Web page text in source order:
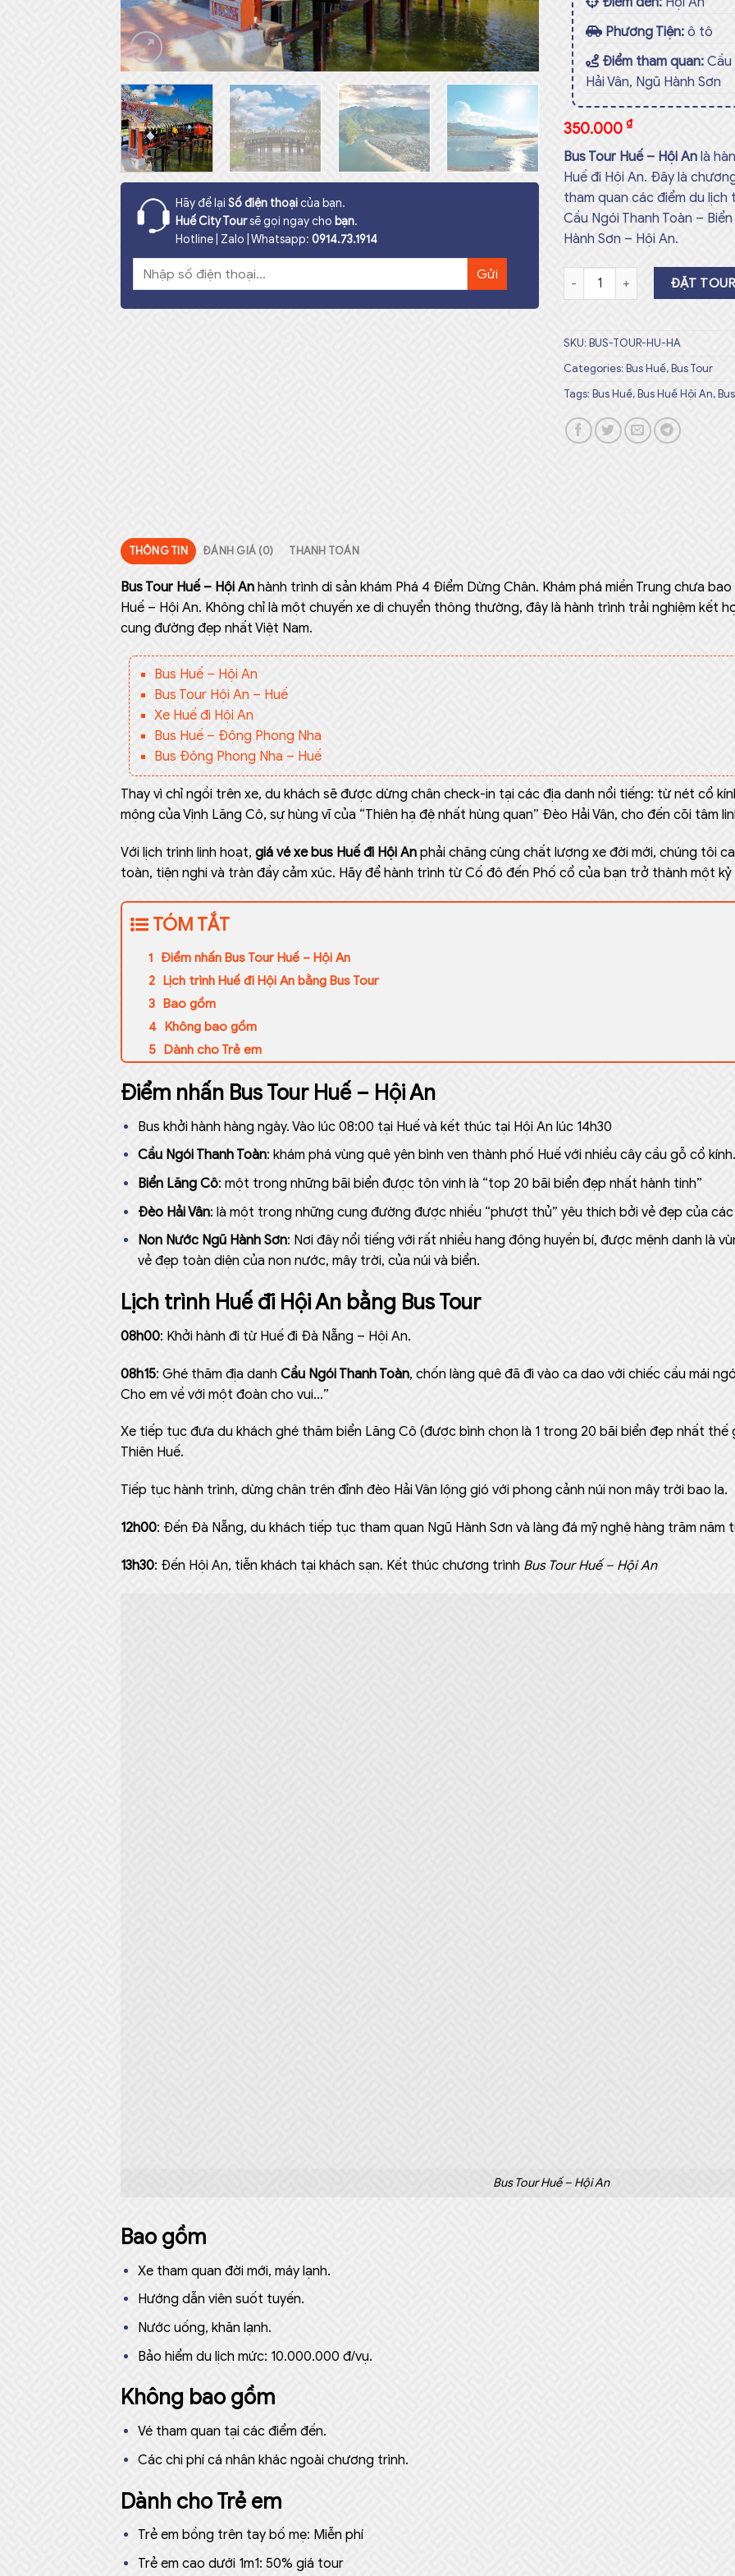
Hãy để lại Số điện thoại của bạn.
Huế City Toursẽ gọi ngay cho bạn.
Hotline | Zalo | Whatsapp: 0914.73.1914
Phương Tiện: ô tô
Điểm tham quan: Cầu
Hải Vân, Ngũ Hành Sơn
350.000 ₫
Bus Tour Huế – Hội An là
Huế đi Hội An. Đây là
tham quan các điểm du
Cầu Ngói Thanh Toàn –
Hành Sơn – Hội An.
Bus Tour Huế - Hội An Số lượng
ĐẶT
SKU: BUS-TOUR-HU-HA
Categories: Bus Huế, Bus Tour
Tags: Bus Huế, Bus Huế Hội An,
THÔNG TIN ĐÁNH GIÁ (0) THANH TOÁN
Bus Tour Huế – Hội An hành trình di sản khám Phá 4 Điểm Dừng Chân. Khám phá miền Trung chưa
Huế – Hội An. Không chỉ là một chuyến xe di chuyển thông thường, đây là hành trình trải nghiệm kết
cung đường đẹp nhất Việt Nam.
Bus Huế – Hội An
Bus Tour Hội An – Huế
Xe Huế đi Hội An
Bus Huế – Động Phong Nha
Bus Động Phong Nha – Huế
Thay vì chỉ ngồi trên xe, du khách sẽ được dừng chân check-in tại các địa danh nổi tiếng: từ nét cổ
mộng của Vịnh Lăng Cô, sự hùng vĩ của “Thiên hạ đệ nhất hùng quan” Đèo Hải Vân, cho đến cõi tâm
Với lịch trình linh hoạt, giá vé xe bus Huế đi Hội An phải chăng cùng chất lượng xe đời mới, chúng tôi
toàn, tiện nghi và tràn đầy cảm xúc. Hãy để hành trình từ Cố đô đến Phố cổ của bạn trở thành một kỷ
TÓM TẮT
Điểm nhấn Bus Tour Huế – Hội An
Lịch trình Huế đi Hội An bằng Bus Tour
Bao gồm
Không bao gồm
Dành cho Trẻ em
Điểm nhấn Bus Tour Huế – Hội An
Bus khởi hành hàng ngày. Vào lúc 08:00 tại Huế và kết thúc tại Hội An lúc 14h30
Cầu Ngói Thanh Toàn: khám phá vùng quê yên bình ven thành phố Huế với nhiều cây cầu gỗ cổ kính.
Biển Lăng Cô: một trong những bãi biển được tôn vinh là “top 20 bãi biển đẹp nhất hành tinh”
Đèo Hải Vân: là một trong những cung đường được nhiều “phượt thủ” yêu thích bởi vẻ đẹp của
Non Nước Ngũ Hành Sơn: Nơi đây nổi tiếng với rất nhiều hang động huyền bí, được mệnh danh là
vẻ đẹp toàn diện của non nước, mây trời, của núi và biển.
Lịch trình Huế đi Hội An bằng Bus Tour
08h00: Khởi hành đi từ Huế đi Đà Nẵng – Hội An.
08h15: Ghé thăm địa danh Cầu Ngói Thanh Toàn, chốn làng quê đã đi vào ca dao với chiếc cầu mái
Cho em về với một đoàn cho vui…”
Xe tiếp tục đưa du khách ghé thăm biển Lăng Cô (được bình chọn là 1 trong 20 bãi biển đẹp nhất thế
Thiên Huế.
Tiếp tục hành trình, dừng chân trên đỉnh đèo Hải Vân lộng gió với phong cảnh núi non mây trời bao la.
12h00: Đến Đà Nẵng, du khách tiếp tục tham quan Ngũ Hành Sơn và làng đá mỹ nghệ hàng trăm năm
13h30: Đến Hội An, tiễn khách tại khách sạn. Kết thúc chương trình Bus Tour Huế – Hội An
Bus Tour Huế – Hội An
Bao gồm
Xe tham quan đời mới, máy lạnh.
Hướng dẫn viên suốt tuyến.
Nước uống, khăn lạnh.
Bảo hiểm du lịch mức: 10.000.000 đ/vụ.
Không bao gồm
Vé tham quan tại các điểm đến.
Các chi phí cá nhân khác ngoài chương trình.
Dành cho Trẻ em
Trẻ em bồng trên tay bố mẹ: Miễn phí
Trẻ em cao dưới 1m1: 50% giá tour